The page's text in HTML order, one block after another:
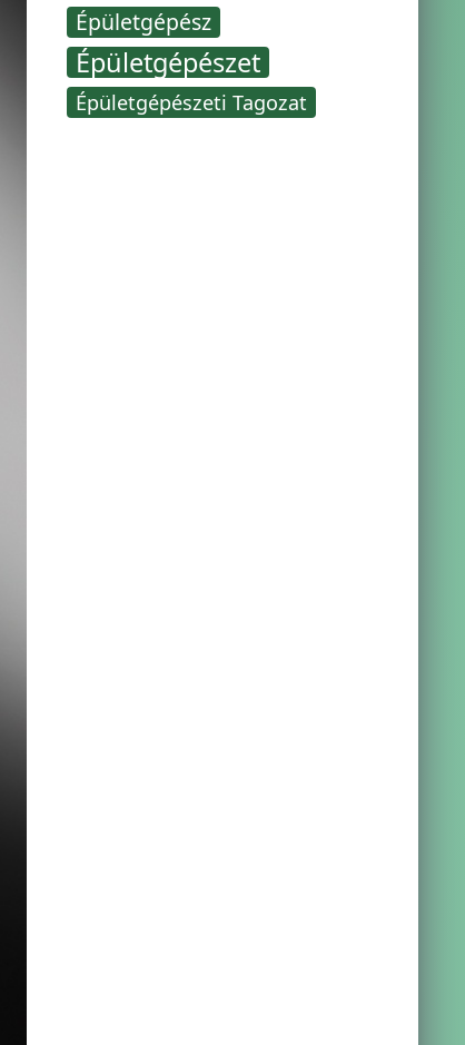
Épületgépész
Épületgépészet
Épületgépészeti Tagozat